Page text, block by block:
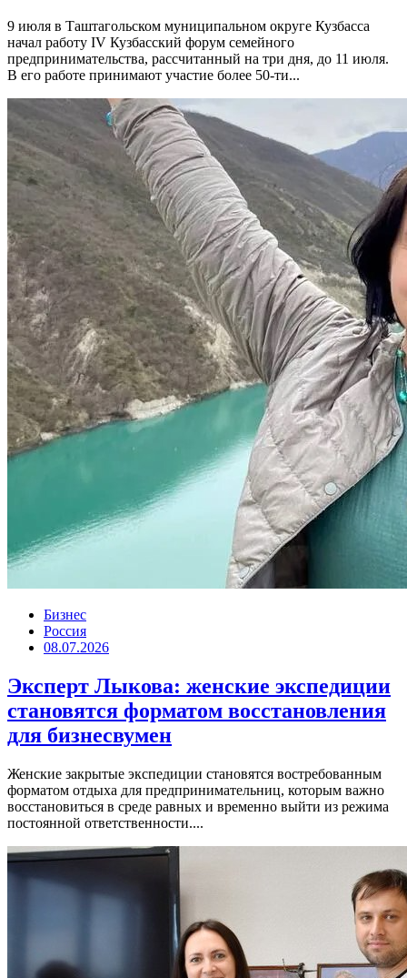
9 июля в Таштагольском муниципальном округе Кузбасса
начал работу IV Кузбасский форум семейного
предпринимательства, рассчитанный на три дня, до 11 июля.
В его работе принимают участие более 50-ти...
Бизнес
Россия
08.07.2026
Эксперт Лыкова: женские экспедиции
становятся форматом восстановления
для бизнесвумен
Женские закрытые экспедиции становятся востребованным
форматом отдыха для предпринимательниц, которым важно
восстановиться в среде равных и временно выйти из режима
постоянной ответственности....